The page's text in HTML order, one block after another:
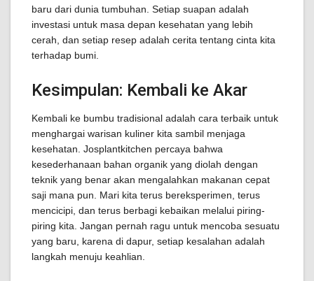
baru dari dunia tumbuhan. Setiap suapan adalah
investasi untuk masa depan kesehatan yang lebih
cerah, dan setiap resep adalah cerita tentang cinta kita
terhadap bumi.
Kesimpulan: Kembali ke Akar
Kembali ke bumbu tradisional adalah cara terbaik untuk
menghargai warisan kuliner kita sambil menjaga
kesehatan. Josplantkitchen percaya bahwa
kesederhanaan bahan organik yang diolah dengan
teknik yang benar akan mengalahkan makanan cepat
saji mana pun. Mari kita terus bereksperimen, terus
mencicipi, dan terus berbagi kebaikan melalui piring-
piring kita. Jangan pernah ragu untuk mencoba sesuatu
yang baru, karena di dapur, setiap kesalahan adalah
langkah menuju keahlian.